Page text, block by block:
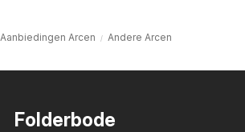
Aanbiedingen Arcen Andere Arcen
Folderbode